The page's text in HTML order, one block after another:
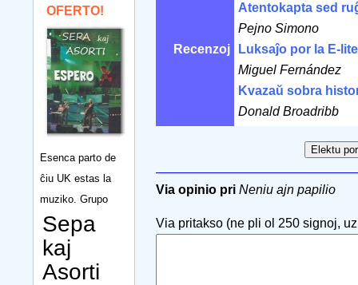
OFERTO!
Esenca parto de
ĉiu UK estas la
muziko. Grupo
Sepa
kaj
Asorti
Recenzoj
Atentokapta sed
Pejno Simono
Luksaĵo por la E-
Miguel Fernández
Kvazaŭ sobra
Donald Broadribb
Via opinio pri Neniu ajn papilio
Via pritakso (ne pli ol 250 signoj,